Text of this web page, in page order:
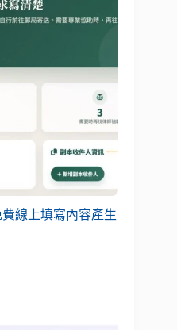
線上填寫內容產生